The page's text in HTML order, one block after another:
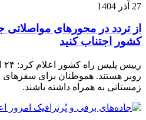
27 آذر 1404
از تردد در محورهای
کشور اجتناب کنید
روبر هستند. هموطنان برای
زمستانی به همراه داشته باشند.